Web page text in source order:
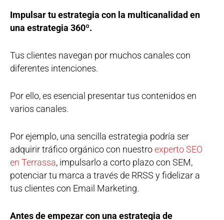
Impulsar tu estrategia con la multicanalidad en
una estrategia 360º.
Tus clientes navegan por muchos canales con
diferentes intenciones.
Por ello, es esencial presentar tus contenidos en
varios canales.
Por ejemplo, una sencilla estrategia podría ser
adquirir tráfico orgánico con nuestroexperto SEO
en Terrassa, impulsarlo a corto plazo con SEM,
potenciar tu marca a través de RRSS y fidelizar a
tus clientes con Email Marketing.
Antes de empezar con una estrategia de